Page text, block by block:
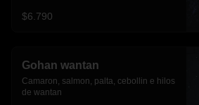
$6.790
Gohan wantan
Camaron, salmon, palta, cebollin e hilos
de wantan